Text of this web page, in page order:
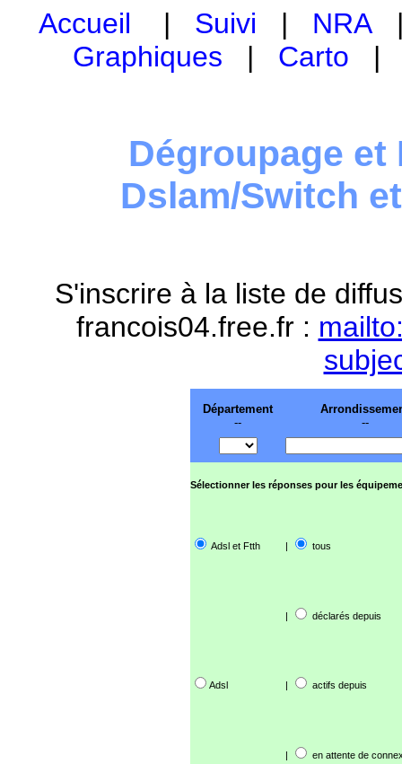
Accueil | Suivi | NRA
Graphiques | Carto
Dégroupage et
Dslam/Switch
S'inscrire à la liste de
francois04.free.fr :
Département
--
--
Sélectionner les réponses pour les
Adsl et Ftth | tous
| déclarés depuis
Adsl | actifs depuis
| en attente de